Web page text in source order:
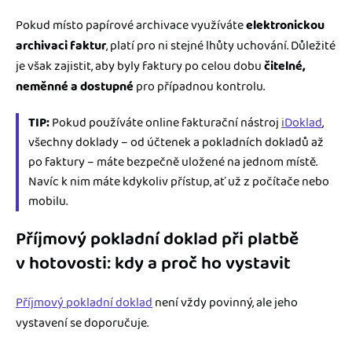
Pokud místo papírové archivace využíváteelektronickou
archivaci faktur, platí pro ni stejné lhůty uchování. Důležité
je však zajistit, aby byly faktury po celou dobučitelné,
neměnné a dostupnépro případnou kontrolu.
TIP:Pokud používáte online fakturační nástrojiDoklad,
všechny doklady – od účtenek a pokladních dokladů až
po faktury – máte bezpečně uložené na jednom místě.
Navíc k nim máte kdykoliv přístup, ať už z počítače nebo
mobilu.
Příjmový pokladní doklad při platbě
v hotovosti: kdy a proč ho vystavit
Příjmový pokladní dokladnení vždy povinný, ale jeho
vystavení se doporučuje.